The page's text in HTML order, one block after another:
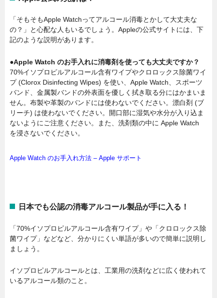
「そもそもApple Watchってアルコール消毒とかして大丈夫な
の？」と心配な人もいるでしょう。Appleの公式サイトには、下
記のような説明があります。
●Apple Watch のお手入れに消毒剤を使っても大丈夫ですか？
70%イソプロピルアルコール含有ワイプやクロロックス除菌ワイ
プ (Clorox Disinfecting Wipes) を使い、Apple Watch、スポーツ
バンド、金属製バンドの外表面を優しく拭き取る分にはかまいま
せん。布製や革製のバンドには使わないでください。漂白剤 (ブ
リーチ) は使わないでください。開口部に湿気や水分が入り込ま
ないようにご注意ください。また、洗剤類の中に Apple Watch
を浸さないでください。
Apple Watch のお手入れ方法 – Apple サポート
日本でも公認の消毒アルコール製品が手に入る！
「70%イソプロピルアルコール含有ワイプ」や「クロロックス除
菌ワイプ」などなど、分かりにくい単語が多いので簡単に説明し
ましょう。
イソプロピルアルコールとは、工業用の洗剤などに広く使われて
いるアルコール類のこと。